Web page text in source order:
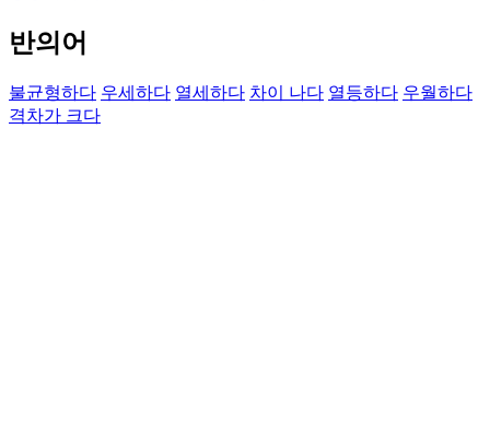
반의어
불균형하다 우세하다 열세하다 차이 나다 열등하다 우월하다
격차가 크다